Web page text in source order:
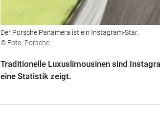
Der Porsche Panamera ist ein Instagram-Star.
© Foto: Porsche
Traditionelle Luxuslimousinen sind
eine Statistik zeigt.